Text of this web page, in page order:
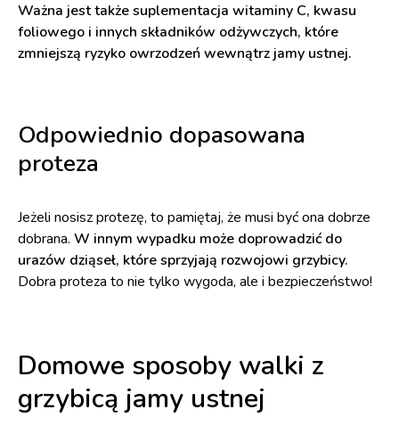
Ważna jest także suplementacja witaminy C, kwasu
foliowego i innych składników odżywczych, które
zmniejszą ryzyko owrzodzeń wewnątrz jamy ustnej.
Odpowiednio dopasowana
proteza
Jeżeli nosisz protezę, to pamiętaj, że musi być ona dobrze
dobrana. W innym wypadku może doprowadzić do
urazów dziąseł, które sprzyjają rozwojowi grzybicy.
Dobra proteza to nie tylko wygoda, ale i bezpieczeństwo!
Domowe sposoby walki z
grzybicą jamy ustnej